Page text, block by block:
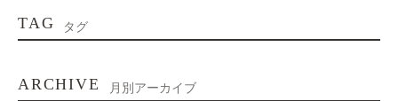
TAG タグ
ARCHIVE 月別アーカイブ